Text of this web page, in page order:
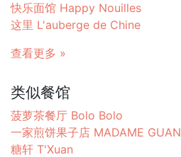
快乐面馆 Happy Nouilles
这里 L'auberge de Chine
查看更多 »
类似餐馆
菠萝茶餐厅 Bolo Bolo
一家煎饼果子店 MADAME GUAN
糖轩 T'Xuan